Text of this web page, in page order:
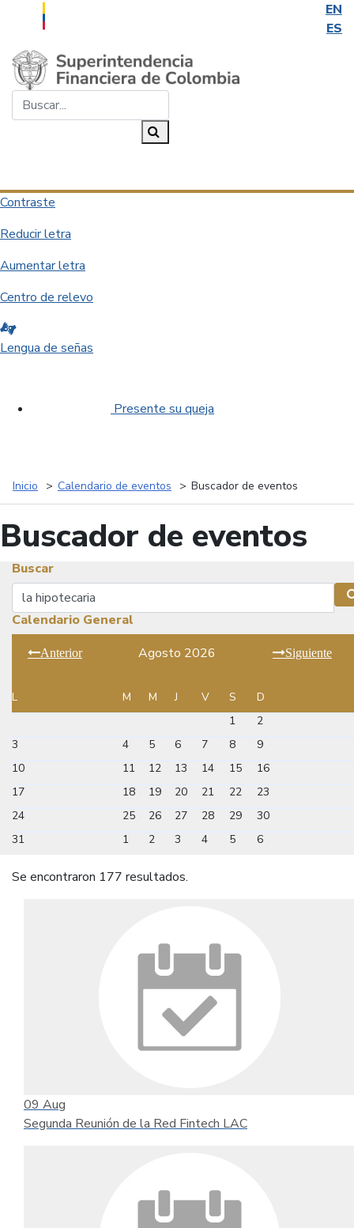
EN
ES
Saltar al contenido principal
Contraste
Reducir letra
Aumentar letra
Centro de relevo
Lengua de señas
Presente su queja
Inicio Calendario de eventos Buscador de eventos
Buscador de eventos
Buscar
Buscar
Calendario General
Anterior Agosto 2026 Siguiente
L M M J V S
D
1
2
3
4 5 6 7 8
9
10
11 12 13 14 15
16
17
18 19 20 21 22
23
24
25 26 27 28 29
30
31
1 2 3 4 5 6
Se encontraron 177 resultados.
09 Aug
Segunda Reunión de la Red Fintech LAC